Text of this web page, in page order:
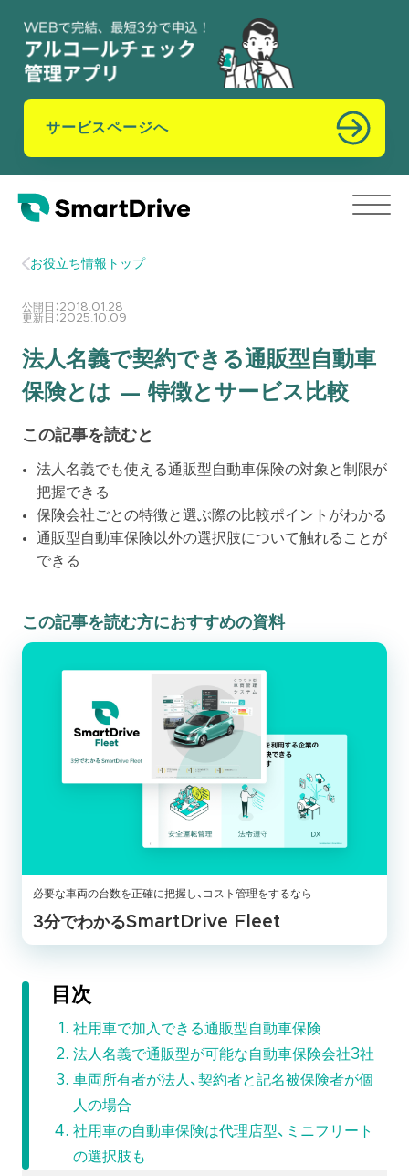
サービスページへ
お役立ち情報トップ
公開日：2018.01.28
更新日：2025.10.09
法人名義で契約できる通販型自動車
保険とは — 特徴とサービス比較
この記事を読むと
法人名義でも使える通販型自動車保険の対象と制限が
把握できる
保険会社ごとの特徴と選ぶ際の比較ポイントがわかる
通販型自動車保険以外の選択肢について触れることが
できる
この記事を読む方におすすめの資料
必要な車両の台数を正確に把握し、コスト管理をするなら
3分でわかるSmartDrive Fleet
目次
社用車で加入できる通販型自動車保険
法人名義で通販型が可能な自動車保険会社3社
車両所有者が法人、契約者と記名被保険者が個
人の場合
社用車の自動車保険は代理店型、ミニフリート
の選択肢も